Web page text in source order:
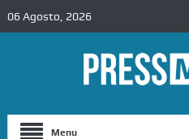
06 Agosto, 2026
Menu